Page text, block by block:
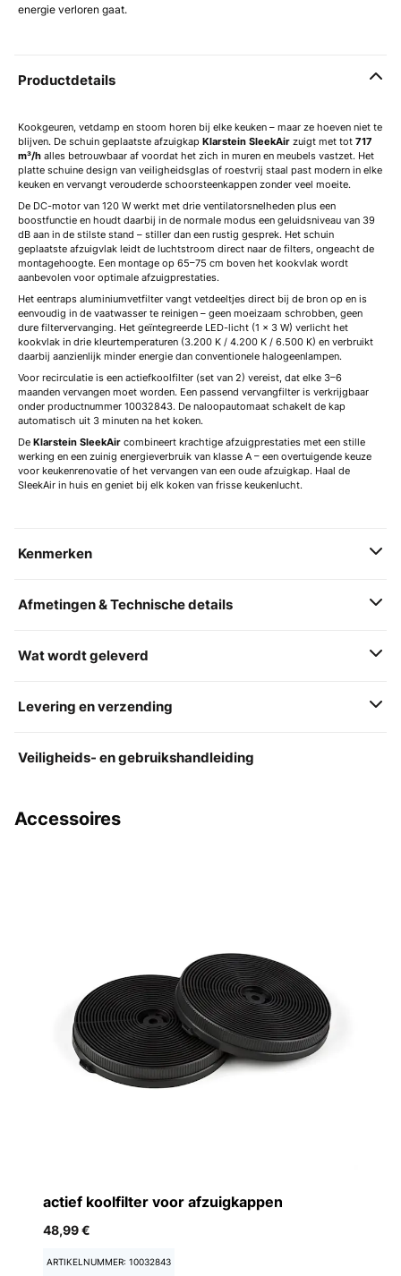
energie verloren gaat.
Productdetails
Kookgeuren, vetdamp en stoom horen bij elke keuken – maar ze hoeven niet te
blijven. De schuin geplaatste afzuigkap Klarstein SleekAir zuigt met tot 717
m³/h alles betrouwbaar af voordat het zich in muren en meubels vastzet. Het
platte schuine design van veiligheidsglas of roestvrij staal past modern in elke
keuken en vervangt verouderde schoorsteenkappen zonder veel moeite.
De DC-motor van 120 W werkt met drie ventilatorsnelheden plus een
boostfunctie en houdt daarbij in de normale modus een geluidsniveau van 39
dB aan in de stilste stand – stiller dan een rustig gesprek. Het schuin
geplaatste afzuigvlak leidt de luchtstroom direct naar de filters, ongeacht de
montagehoogte. Een montage op 65–75 cm boven het kookvlak wordt
aanbevolen voor optimale afzuigprestaties.
Het eentraps aluminiumvetfilter vangt vetdeeltjes direct bij de bron op en is
eenvoudig in de vaatwasser te reinigen – geen moeizaam schrobben, geen
dure filtervervanging. Het geïntegreerde LED-licht (1 × 3 W) verlicht het
kookvlak in drie kleurtemperaturen (3.200 K / 4.200 K / 6.500 K) en verbruikt
daarbij aanzienlijk minder energie dan conventionele halogeenlampen.
Voor recirculatie is een actiefkoolfilter (set van 2) vereist, dat elke 3–6
maanden vervangen moet worden. Een passend vervangfilter is verkrijgbaar
onder productnummer 10032843. De naloopautomaat schakelt de kap
automatisch uit 3 minuten na het koken.
De Klarstein SleekAir combineert krachtige afzuigprestaties met een stille
werking en een zuinig energieverbruik van klasse A – een overtuigende keuze
voor keukenrenovatie of het vervangen van een oude afzuigkap. Haal de
SleekAir in huis en geniet bij elk koken van frisse keukenlucht.
Kenmerken
Afmetingen & Technische details
Wat wordt geleverd
Levering en verzending
Veiligheids- en gebruikshandleiding
Accessoires
actief koolfilter voor afzuigkappen
48,99 €
ARTIKELNUMMER: 10032843